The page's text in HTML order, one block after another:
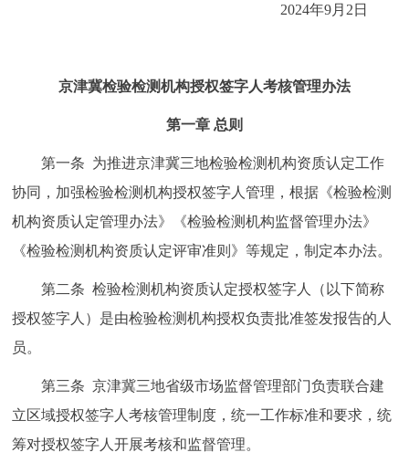
ENGLISH 한국어 日本語
ESPAÑOL العربية PORTUGUÊS
ITALIANO
回到顶部
2024年9月2日
京津冀检验检测机构授权签字人考核管理办法
第一章 总则
第一条 为推进京津冀三地检验检测机构资质认定工作
协同，加强检验检测机构授权签字人管理，根据《检验检测
机构资质认定管理办法》《检验检测机构监督管理办法》
《检验检测机构资质认定评审准则》等规定，制定本办法。
第二条 检验检测机构资质认定授权签字人（以下简称
授权签字人）是由检验检测机构授权负责批准签发报告的人
员。
第三条 京津冀三地省级市场监督管理部门负责联合建
立区域授权签字人考核管理制度，统一工作标准和要求，统
筹对授权签字人开展考核和监督管理。